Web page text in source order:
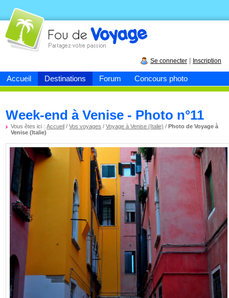
Accueil Destinations Forum Concours photo
Fou devoyage
Se connecter Inscription
Week-end à Venise - Photo n°11
Vous êtes ici :Accueil /Vos voyages /Voyage à Venise (Italie) /Photo de Voyage à
Venise (Italie)